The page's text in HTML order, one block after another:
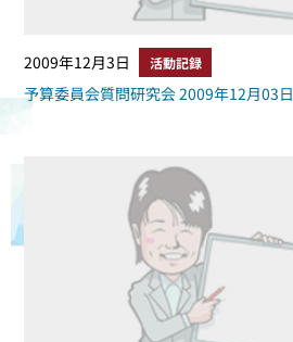
2009年12月3日 活動記録
予算委員会質問研究会 2009年12月03日